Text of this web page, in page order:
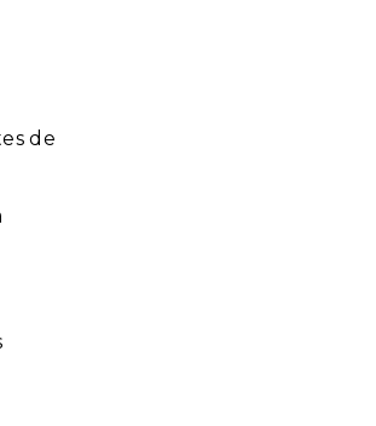
de